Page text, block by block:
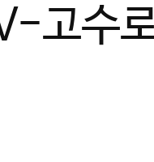
] 격투기 챔